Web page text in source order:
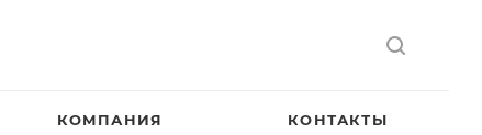
КОМПАНИЯ КОНТАКТЫ